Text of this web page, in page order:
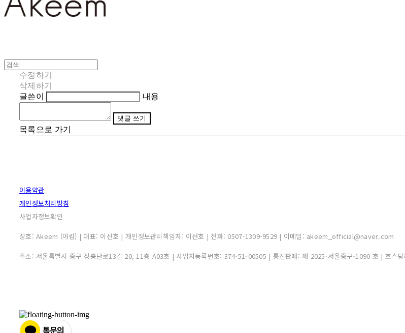
수정하기
삭제하기
글쓴이
내용
댓글 쓰기
목록으로 가기
이용약관
개인정보처리방침
사업자정보확인
상호: Akeem (아킴) | 대표: 이선호 | 개인정보관리책임자: 이선호 | 전화: 0507-1309-9529 | 이메일: akeem_official@naver.com
주소: 서울특별시 중구 장충단로13길 20, 11층 A03호 | 사업자등록번호: 374-51-00505 | 통신판매: 제 2025-서울중구-1090 호 | 호스